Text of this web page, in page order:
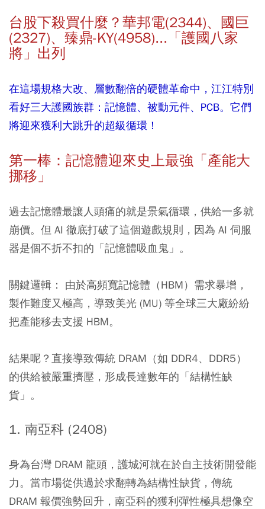
台股下殺買什麼？華邦電(2344)、國巨
(2327)、臻鼎-KY(4958)...「護國八家
將」出列
在這場規格大改、層數翻倍的硬體革命中，江江特別
看好三大護國族群：記憶體、被動元件、PCB。它們
將迎來獲利大跳升的超級循環！
第一棒：記憶體迎來史上最強「產能大
挪移」
過去記憶體最讓人頭痛的就是景氣循環，供給一多就
崩價。但 AI 徹底打破了這個遊戲規則，因為 AI 伺服
器是個不折不扣的「記憶體吸血鬼」。
關鍵邏輯： 由於高頻寬記憶體（HBM）需求暴增，
製作難度又極高，導致美光 (MU) 等全球三大廠紛紛
把產能移去支援 HBM。
結果呢？直接導致傳統 DRAM（如 DDR4、DDR5）
的供給被嚴重擠壓，形成長達數年的「結構性缺
貨」。
1. 南亞科 (2408)
身為台灣 DRAM 龍頭，護城河就在於自主技術開發能
力。當市場從供過於求翻轉為結構性缺貨，傳統
DRAM 報價強勢回升，南亞科的獲利彈性極具想像空